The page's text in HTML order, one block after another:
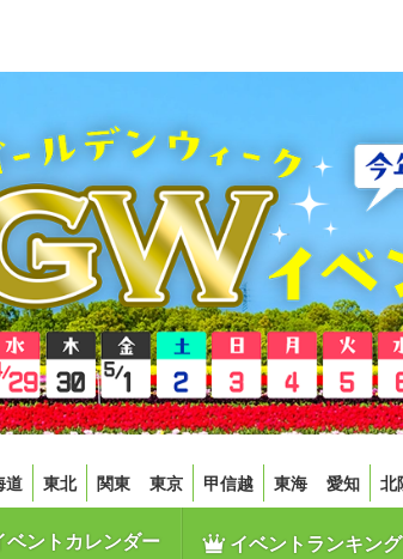
道 東北 関東 東京 甲信越 東海 愛知 北
ントカレンダー イベントランキング